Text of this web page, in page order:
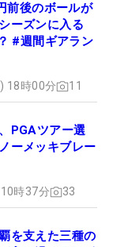
前後のボールが
ーズンに入る
#週間ギアラン
18時00分 11
PGAツアー選
ーメッキブレー
時37分 33
を支えた三種の